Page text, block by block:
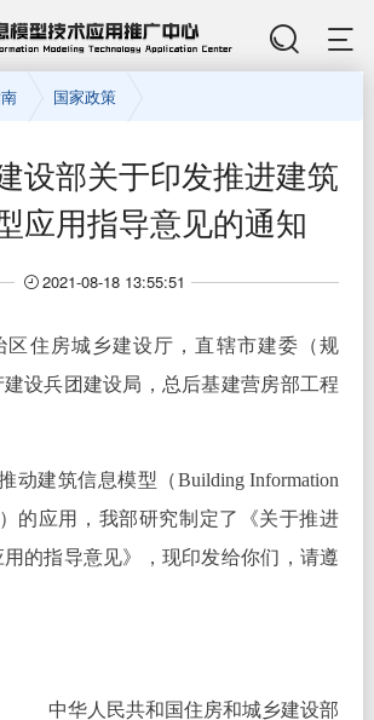
国家政策
设部关于印发推进建筑
应用指导意见的通知
2021-08-18 13:55:51
区住房城乡建设厅，直辖市建委（规
设兵团建设局，总后基建营房部工程
动建筑信息模型（Building Information
的应用，我部研究制定了《关于推进
的指导意见》，现印发给你们，请遵
中华人民共和国住房和城乡建设部